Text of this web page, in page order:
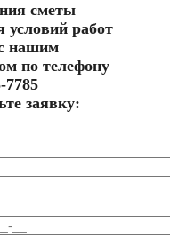
сметы
условий работ
нашим
по телефону
7785
заявку: